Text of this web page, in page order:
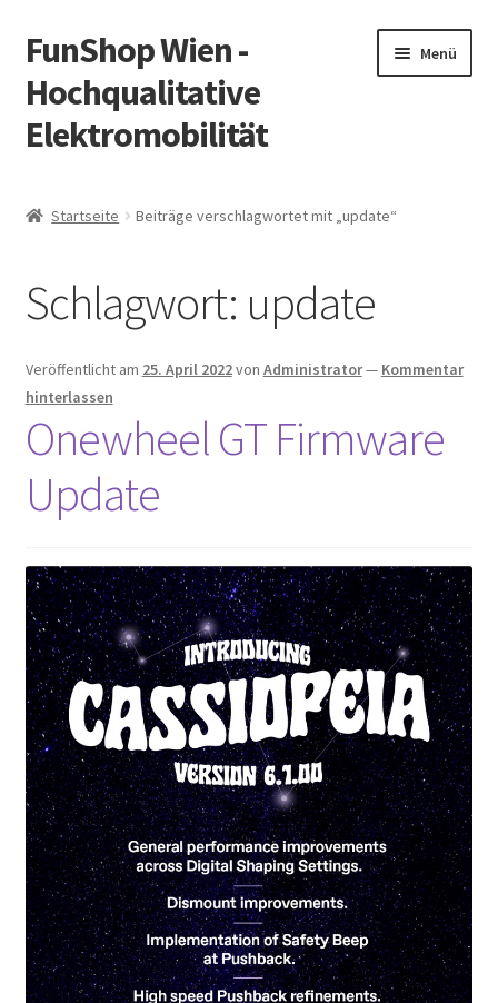
Zur
Navigation
springen
Zum
Inhalt
springen
FunShop Wien -
Hochqualitative
Elektromobilität
Menü
Vorsicht Internetbetrug
Über FunShop
öffnen
Impressum
Zum Onlineshop in der Web Version
Startseite Beiträge verschlagwortet mit „update“
Schlagwort: update
Veröffentlicht am 25. April 2022von Administrator— Kommentar
hinterlassen
Onewheel GT Firmware
Update